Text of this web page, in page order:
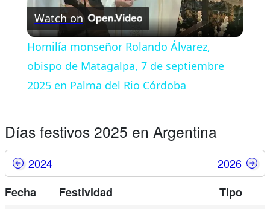
Video
Watch on
Homilía monseñor Rolando Álvarez,
obispo de Matagalpa, 7 de septiembre
2025 en Palma del Rio Córdoba
Días festivos 2025 en Argentina
2024
2026
Fecha
Festividad
Tipo